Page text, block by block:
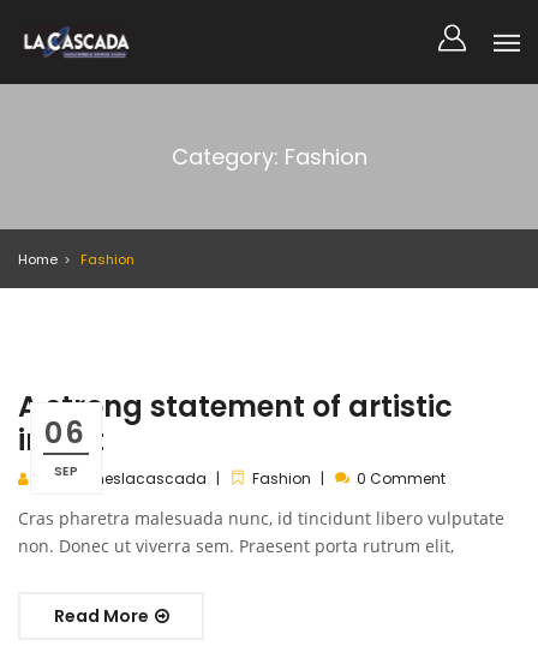
Category: Fashion
Home Fashion
06
SEP
A strong statement of artistic
intent
almaceneslacascada Fashion 0 Comment
Cras pharetra malesuada nunc, id tincidunt libero vulputate
non. Donec ut viverra sem. Praesent porta rutrum elit,
Read More